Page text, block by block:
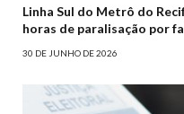
Linha Sul do Metrô do
horas de paralisação por
30 DE JUNHO DE 2026